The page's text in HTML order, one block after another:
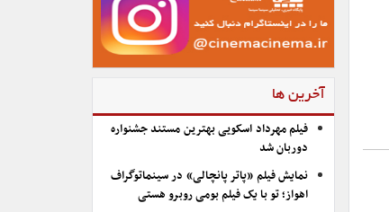
آخرین ها
فیلم مهرداد اسکویی بهترین مستند جشنواره
دوربان شد
نمایش فیلم «پاتر پانچالی» در سینماتوگراف
اهواز؛ تو با یک فیلم بومی روبرو هستی